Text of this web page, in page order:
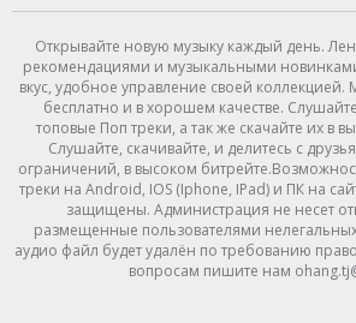
Открывайте новую музыку каждый день.
рекомендациями и музыкальными
вкус, удобное управление своей
бесплатно и в хорошем качестве.
топовые Поп треки, а так же скачайте их в
Слушайте, скачивайте, и делитесь с
ограничений, в высоком
треки на Android, IOS (Iphone, IPad) и ПК на
защищены. Администрация не несет
размещенные пользователями
аудио файл будет удалён по требованию
вопросам пишите нам